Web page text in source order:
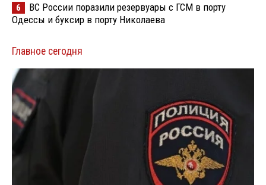
6
ВС России поразили резервуары с ГСМ в порту
Одессы и буксир в порту Николаева
Главное сегодня